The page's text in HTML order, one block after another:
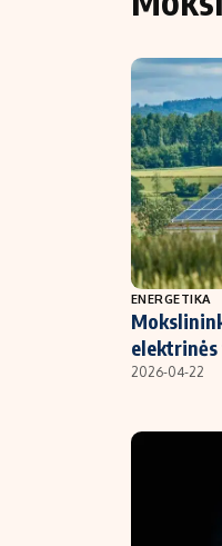
Turinys
Naujienos
Aplinka
Verslas
Energetika
Ekonomika
Politika
NT ir statybos
ENERGETIKA
2026-04-22